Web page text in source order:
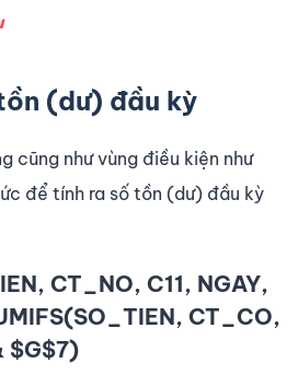
(dư) đầu kỳ
cũng như vùng điều kiện như
để tính ra số tồn (dư) đầu kỳ
CT_NO, C11, NGAY,
CT_CO,
$G$7)